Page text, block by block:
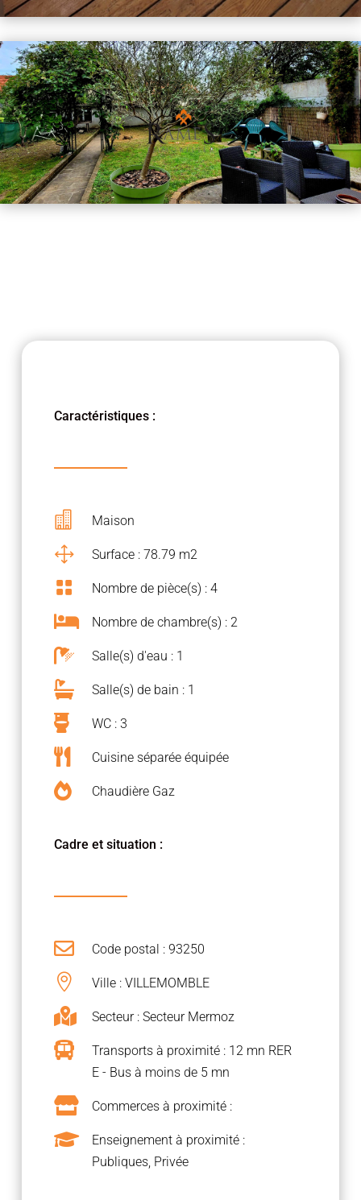
Caractéristiques :
 Maison
1 Surface : 78.79 m2
 Nombre de pièce(s) : 4
 Nombre de chambre(s) : 2
 Salle(s) d'eau : 1
 Salle(s) de bain : 1
 WC : 3
 Cuisine séparée équipée
 Chaudière Gaz
Cadre et situation :
 Code postal : 93250
 Ville : VILLEMOMBLE
 Secteur : Secteur Mermoz

Transports à proximité : 12 mn RER
E - Bus à moins de 5 mn
 Commerces à proximité :

Enseignement à proximité :
Publiques, Privée